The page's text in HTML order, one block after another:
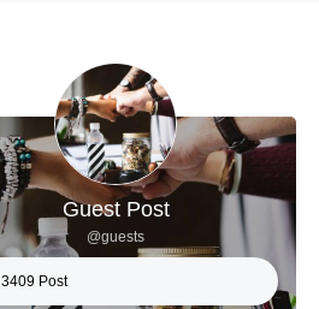
Guest Post
@guests
3409 Post